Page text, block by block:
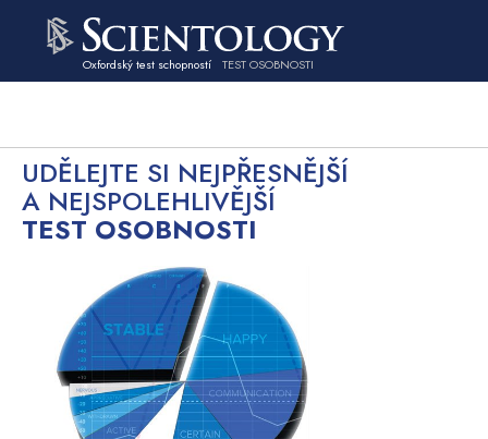
Oxfordský test schopností TEST OSOBNOSTI
UDĚLEJTE SI NEJPŘESNĚJŠÍ
A NEJSPOLEHLIVĚJŠÍ
TEST OSOBNOSTI